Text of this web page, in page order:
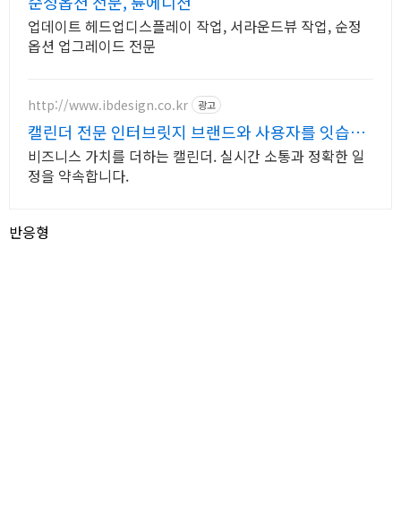
업데이트 헤드업디스플레이 작업, 서라운드뷰 작업, 순정
옵션 업그레이드 전문
http://www.ibdesign.co.kr 광고
캘린더 전문 인터브릿지 브랜드와 사용자를 잇습니
다.
비즈니스 가치를 더하는 캘린더. 실시간 소통과 정확한 일
정을 약속합니다.
반응형